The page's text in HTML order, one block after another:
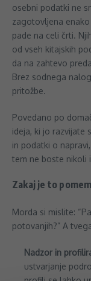
osebni podatki ne
zagotovljena
pade na celi črti.
od vseh kitajskih
da na zahtevo
Brez sodnega
pritožbe.
Povedano po
ideja, ki jo razvijate
in podatki o
tem ne boste nikoli
Zakaj je to
Morda si mislite:
potovanjih?” A
Nadzor in
ustvarjanje